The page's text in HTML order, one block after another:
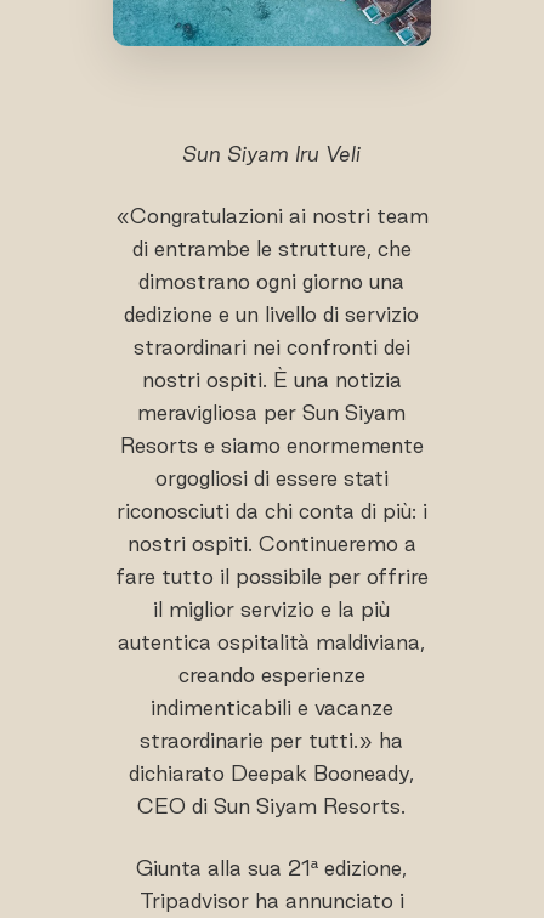
Sun Siyam Iru Veli
«Congratulazioni ai nostri team
di entrambe le strutture, che
dimostrano ogni giorno una
dedizione e un livello di servizio
straordinari nei confronti dei
nostri ospiti. È una notizia
meravigliosa per Sun Siyam
Resorts e siamo enormemente
orgogliosi di essere stati
riconosciuti da chi conta di più: i
nostri ospiti. Continueremo a
fare tutto il possibile per offrire
il miglior servizio e la più
autentica ospitalità maldiviana,
creando esperienze
indimenticabili e vacanze
straordinarie per tutti.» ha
dichiarato Deepak Booneady,
CEO di Sun Siyam Resorts.
Giunta alla sua 21ª edizione,
Tripadvisor ha annunciato i